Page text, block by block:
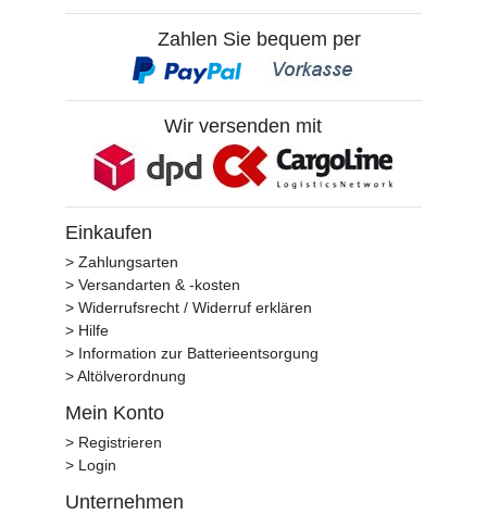
Zahlen Sie bequem per
Wir versenden mit
Einkaufen
> Zahlungsarten
> Versandarten & -kosten
> Widerrufsrecht / Widerruf erklären
> Hilfe
> Information zur Batterieentsorgung
> Altölverordnung
Mein Konto
> Registrieren
> Login
Unternehmen